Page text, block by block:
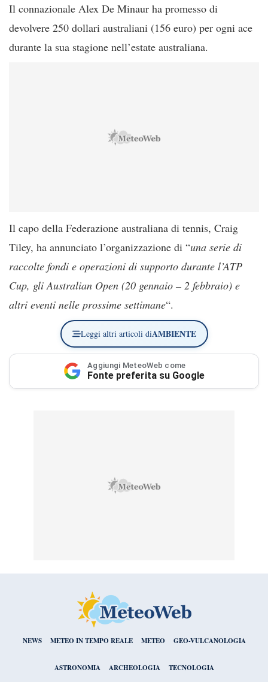
Il connazionale Alex De Minaur ha promesso di
devolvere 250 dollari australiani (156 euro) per ogni ace
durante la sua stagione nell’estate australiana.
Il capo della Federazione australiana di tennis, Craig
Tiley, ha annunciato l’organizzazione di “una serie di
raccolte fondi e operazioni di supporto durante l’ATP
Cup, gli Australian Open (20 gennaio – 2 febbraio) e
altri eventi nelle prossime settimane“.
Leggi altri articoli diAMBIENTE
Aggiungi MeteoWeb come
Fonte preferita su Google
NEWS METEO IN TEMPO REALE METEO GEO-VULCANOLOGIA
ASTRONOMIA ARCHEOLOGIA TECNOLOGIA